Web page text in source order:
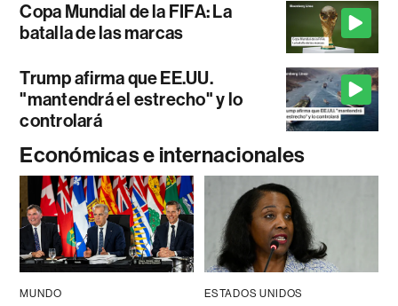
Copa Mundial de la FIFA: La
batalla de las marcas
Trump afirma que EE.UU.
"mantendrá el estrecho" y lo
controlará
Económicas e internacionales
MUNDO ESTADOS UNIDOS